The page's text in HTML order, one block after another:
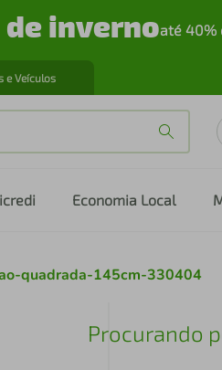
de invernoaté 40%
e Veículos
Economia Local
quadrada-145cm-330404
Procurando